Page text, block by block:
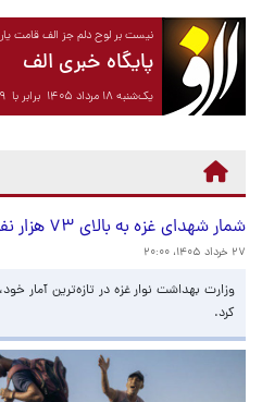
نیست بر لوح دلم جز الف قامت یار
پایگاه خبری الف
یک‌شنبه ۱۸ مرداد ۱۴۰۵ برابر با ۰۹ آگوست ۲۰۲۶
شمار شهدای غزه به بالای ۷۳ هزار نفر رسید
۲۷ خرداد ۱۴۰۵، ۲۰:۰۰
کرد.